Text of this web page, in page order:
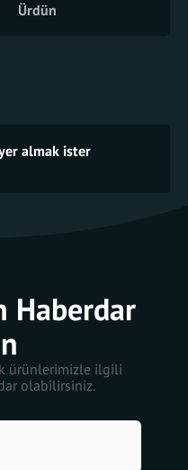
Ürdün
almak ister
Haberdar
ürünlerimizle ilgili
olabilirsiniz.